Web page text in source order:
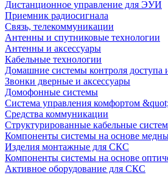
Дистанционное управление для ЭУИ
Приемник радиосигнала
Связь, телекоммуникации
Антенны и спутниковые технологии
Антенны и аксессуары
Кабельные технологии
Домашние системы контроля доступа
Звонки дверные и аксессуары
Домофонные системы
Система управления комфортом
Средства коммуникации
Структурированные кабельные
Компоненты системы на основе
Изделия монтажные для СКС
Компоненты системы на основе
Активное оборудование для СКС